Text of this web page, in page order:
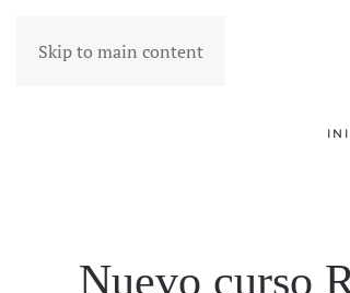
Skip to main content
Nuevo curso